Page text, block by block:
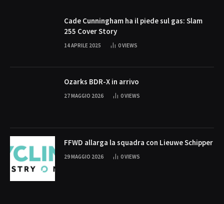
Cade Cunningham ha il piede sul gas: Slam
255 Cover Story
14 APRILE 2025 0VIEWS
Ozarks BDR-X in arrivo
27 MAGGIO 2026 0VIEWS
FFWD allarga la squadra con Lieuwe Schipper
29 MAGGIO 2026 0VIEWS